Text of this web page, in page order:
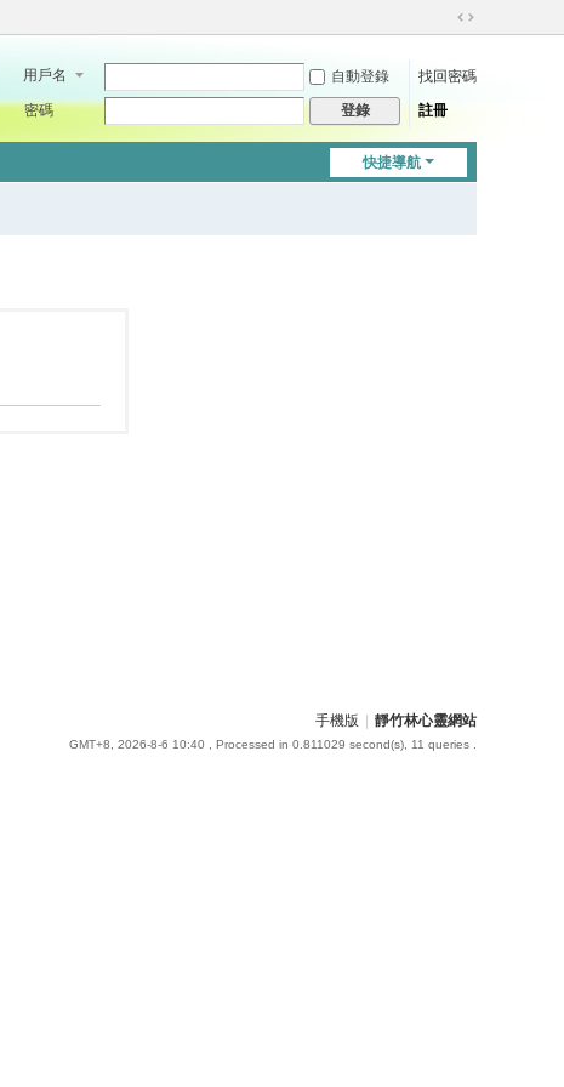
切
到
用戶名 自動登錄
找回密碼
密碼
登錄 註冊
快捷導航
手機版 靜竹林心靈網站
GMT+8, 2026-8-6 10:40 , Processed in 0.811029 second(s), 11 queries .